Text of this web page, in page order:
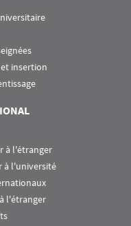
insertion
à l'étranger
à l'université
l'étranger